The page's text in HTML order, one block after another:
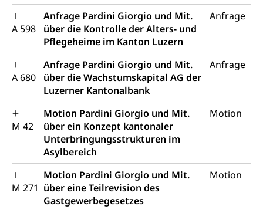
A 598
Anfrage Pardini Giorgio und Mit.
über die Kontrolle der Alters- und
Pflegeheime im Kanton Luzern
Anfrage
A 680
Anfrage Pardini Giorgio und Mit.
über die Wachstumskapital AG der
Luzerner Kantonalbank
Anfrage
M 42
Motion Pardini Giorgio und Mit.
über ein Konzept kantonaler
Unterbringungsstrukturen im
Asylbereich
Motion
M 271
Motion Pardini Giorgio und Mit.
über eine Teilrevision des
Gastgewerbegesetzes
Motion
Krankenversicherung (WAS Luzern)
Prämienverbilligung (WAS Luzern)
Obligatorische Krankenversicherung (WAS
Luzern)
Kranken- und Unfallversicherung
Lebensmittelsicherheit
sichere Lebensmittel, Lebensmittelkontrolle,
Lebensmittelhygiene, Produktesicherheit
Trinkwasser
Lebensmittel
Prävention
Gesundheitsvorsorge, Wellness, Unfallverhütung,
Suchtprävention, Alkoholprävention,
Tabakprävention, Primärprävention,
Sekundärprävention, Tertiärprävention
Darmkrebsvorsorge
Kantonales Tabakpräventionsprogramm
Gesundheitsförderung
Prävention (Polizei)
Soziale Sicherheit
Sozialversicherungen, Sozialpolitik,
Arbeitslosenversicherung,
Mutterschaftsversicherung, Krankenversicherung,
Unfallversicherung, Invalidenversicherung,
Sozialhilfe